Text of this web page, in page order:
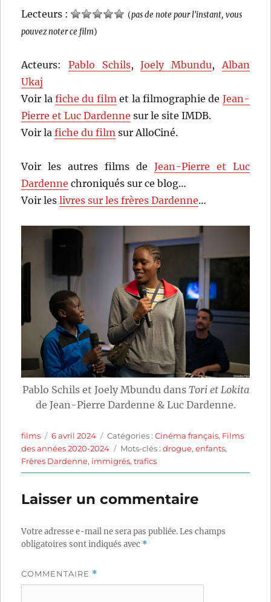
Lecteurs : (pas de note pour l'instant, vous
pouvez noter ce film)
Acteurs: Pablo Schils,Joely Mbundu,Alban
Ukaj
Voir lafiche du filmet la filmographie de Jean-
Pierre et Luc Dardenne sur le site IMDB.
Voir lafiche du film sur AlloCiné.
Voir les autres films de Jean-Pierre et Luc
Dardenne chroniqués sur ce blog…
Voir leslivres sur les frères Dardenne…
Pablo Schils et Joely Mbundu dans Tori et Lokita
de Jean-Pierre Dardenne & Luc Dardenne.
Auteur
films
Publié
le
6 avril 2024 Catégories
Catégories :Cinéma français, Films
des années 2020-2024
Étiquettes
Mots-clés :drogue,enfants,
Frères Dardenne, immigrés,trafics
Laisser un commentaire
Votre adresse e-mail ne sera pas publiée.Les champs
obligatoires sont indiqués avec *
COMMENTAIRE *